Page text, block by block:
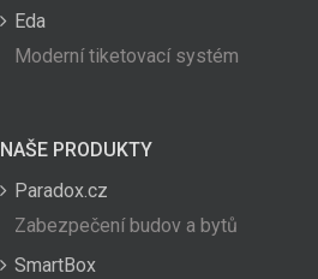
Eda
Moderní tiketovací systém
NAŠE PRODUKTY
Paradox.cz
Zabezpečení budov a bytů
SmartBox